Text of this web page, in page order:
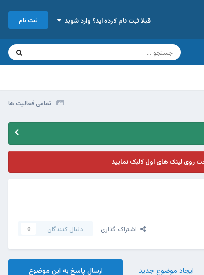
قبلا ثبت نام کرده اید؟ وارد شوید ثبت نام
تمامی فعالیت ها
روی لینک های اول کلیک نمایید
اشتراک گذاری دنبال کنندگان 0
ارسال پاسخ به این موضوع ایجاد موضوع جدید